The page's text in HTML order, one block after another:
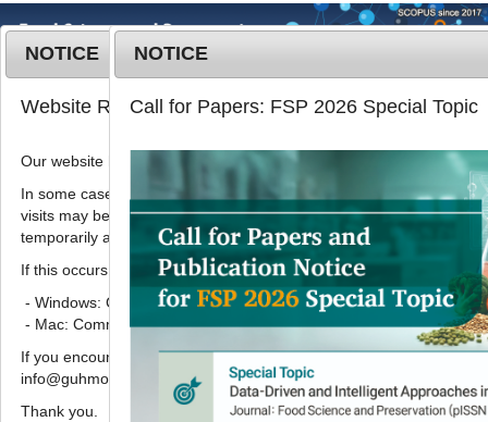
T
o
g
l
e
v
i
g
t
MENU
Korean J. Food Preserv. 2022
29( 6):932-942
pISSN: 1738-7248, eISSN: 2287-7428
DOI:https://doi.org/10.11002/kjfp.2022.29.6.932
Article
붉은색 파프리카 분말 첨가량에 따른 들
기름 마요네즈의 품질 특성 및 저장 중
산화안정성에 미치는 영향
이교연 , 표민정2 ,최성길1,2,3,*
NOTICE
Website Renewal Notice
Our website has recently been renewed.
In some cases, images, CSS files, or other settings saved in your
visits may be reused instead of downloading the latest files. As a
temporarily appear incorrectly or may not display properly.
If this occurs, please perform a hard refresh.
- Windows: Ctrl + F5
- Mac: Command + Shift + R
If you encounter any errors or difficulties while using the website,
info@guhmok.com.
Thank you.
NOTICE
Call for Papers: FSP 2026 Special Topic